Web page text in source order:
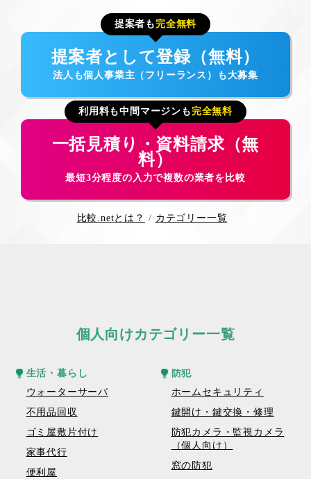
提案者も 完全無料
提案者として登録（無料）
法人も個人事業主（フリーランス）も大募集
利用料も中間マージンも 完全無料
一括見積り・資料請求（無
料）
最短3分程度の入力で複数の業者を比較
比較.netとは？ カテゴリー一覧
個人向けカテゴリー一覧
生活・暮らし
ウォーターサーバ
不用品回収
ゴミ屋敷片付け
家事代行
便利屋
防犯
ホームセキュリティ
鍵開け・鍵交換・修理
防犯カメラ・監視カメラ
（個人向け）
窓の防犯